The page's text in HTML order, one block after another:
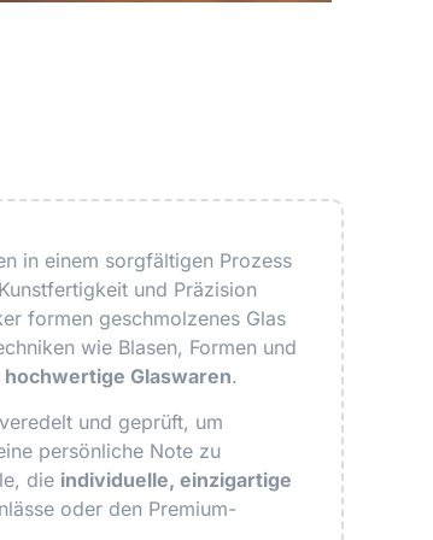
in einem sorgfältigen Prozess
und Präzision
formen geschmolzenes Glas
wie Blasen, Formen und
Glaswaren.
und geprüft, um
persönliche Note zu
die individuelle, einzigartige
oder den Premium-